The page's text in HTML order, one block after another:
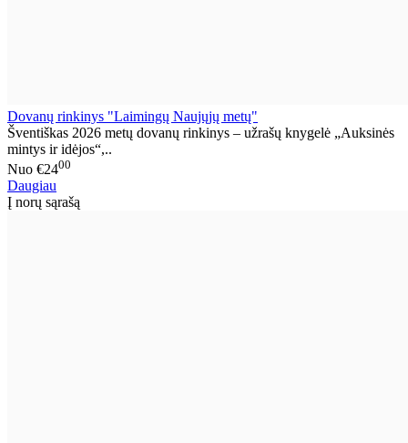
Dovanų rinkinys "Laimingų Naujųjų metų"
Šventiškas 2026 metų dovanų rinkinys – užrašų knygelė „Auksinės
mintys ir idėjos“,..
Nuo €2400
Daugiau
Į norų sąrašą